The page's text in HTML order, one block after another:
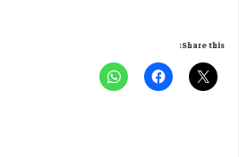
Share this: